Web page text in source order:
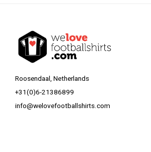
Roosendaal, Netherlands
+31(0)6-21386899
info@welovefootballshirts.com